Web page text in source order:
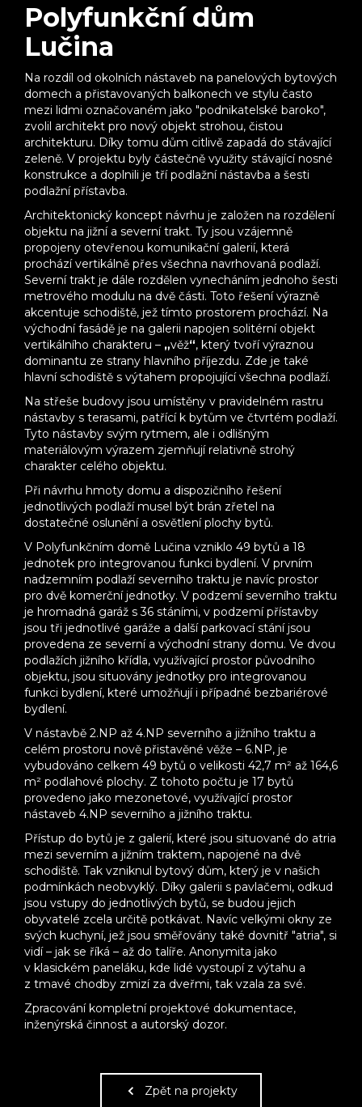
Polyfunkční dům
Lučina
Na rozdíl od okolních nástaveb na panelových bytových
domech a přistavovaných balkonech ve stylu často
mezi lidmi označovaném jako "podnikatelské baroko",
zvolil architekt pro nový objekt strohou, čistou
architekturu. Díky tomu dům citlivě zapadá do stávající
zeleně. V projektu byly částečně využity stávající nosné
konstrukce a doplnili je tří podlažní nástavba a šesti
podlažní přístavba.
Architektonický koncept návrhu je založen na rozdělení
objektu na jižní a severní trakt. Ty jsou vzájemně
propojeny otevřenou komunikační galerií, která
prochází vertikálně přes všechna navrhovaná podlaží.
Severní trakt je dále rozdělen vynecháním jednoho šesti
metrového modulu na dvě části. Toto řešení výrazně
akcentuje schodiště, jež tímto prostorem prochází. Na
východní fasádě je na galerii napojen solitérní objekt
vertikálního charakteru – „věž“, který tvoří výraznou
dominantu ze strany hlavního příjezdu. Zde je také
hlavní schodiště s výtahem propojující všechna podlaží.
Na střeše budovy jsou umístěny v pravidelném rastru
nástavby s terasami, patřící k bytům ve čtvrtém podlaží.
Tyto nástavby svým rytmem, ale i odlišným
materiálovým výrazem zjemňují relativně strohý
charakter celého objektu.
Při návrhu hmoty domu a dispozičního řešení
jednotlivých podlaží musel být brán zřetel na
dostatečné oslunění a osvětlení plochy bytů.
V Polyfunkčním domě Lučina vzniklo 49 bytů a 18
jednotek pro integrovanou funkci bydlení. V prvním
nadzemním podlaží severního traktu je navíc prostor
pro dvě komerční jednotky. V podzemí severního traktu
je hromadná garáž s 36 stáními, v podzemí přístavby
jsou tři jednotlivé garáže a další parkovací stání jsou
provedena ze severní a východní strany domu. Ve dvou
podlažích jižního křídla, využívající prostor původního
objektu, jsou situovány jednotky pro integrovanou
funkci bydlení, které umožňují i případné bezbariérové
bydlení.
V nástavbě 2.NP až 4.NP severního a jižního traktu a
celém prostoru nově přistavěné věže – 6.NP, je
vybudováno celkem 49 bytů o velikosti 42,7 m² až 164,6
m² podlahové plochy. Z tohoto počtu je 17 bytů
provedeno jako mezonetové, využívající prostor
nástaveb 4.NP severního a jižního traktu.
Přístup do bytů je z galerií, které jsou situované do atria
mezi severním a jižním traktem, napojené na dvě
schodiště. Tak vzniknul bytový dům, který je v našich
podmínkách neobvyklý. Díky galerii s pavlačemi, odkud
jsou vstupy do jednotlivých bytů, se budou jejich
obyvatelé zcela určitě potkávat. Navíc velkými okny ze
svých kuchyní, jež jsou směřovány také dovnitř "atria", si
vidí – jak se říká – až do talíře. Anonymita jako
v klasickém paneláku, kde lidé vystoupí z výtahu a
z tmavé chodby zmizí za dveřmi, tak vzala za své.
Zpracování kompletní projektové dokumentace,
inženýrská činnost a autorský dozor.
Zpět na projekty